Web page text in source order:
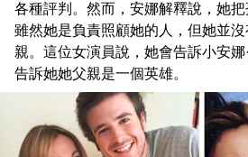
各種評判。然而，安娜解釋說，她把
雖然她是負責照顧她的人，但她並
親。這位女演員說，她會告訴小安
告訴她她父親是一個英雄。